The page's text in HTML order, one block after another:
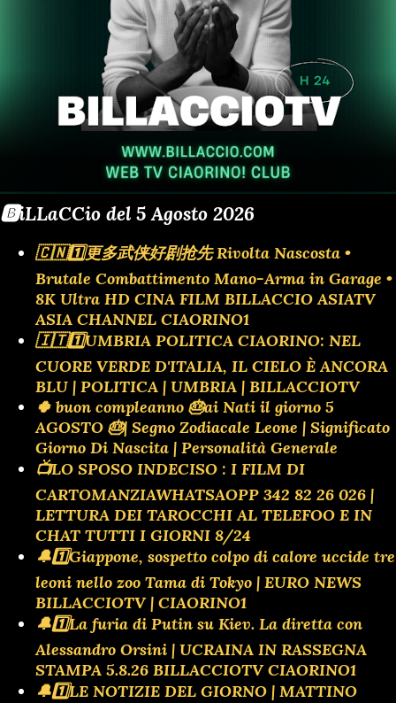
🅱️iLLaCCio del 5 Agosto 2026
🇨🇳1️⃣更多武侠好剧抢先 Rivolta Nascosta •
Brutale Combattimento Mano-Arma in Garage •
8K Ultra HD CINA FILM BILLACCIO ASIATV
ASIA CHANNEL CIAORINO1
🇮🇹1️⃣UMBRIA POLITICA CIAORINO: NEL
CUORE VERDE D'ITALIA, IL CIELO È ANCORA
BLU | POLITICA | UMBRIA | BILLACCIOTV
🍀 buon compleanno 🎂ai Nati il giorno 5
AGOSTO 🎂| Segno Zodiacale Leone | Significato
Giorno Di Nascita | Personalità Generale
📺LO SPOSO INDECISO : I FILM DI
CARTOMANZIAWHATSAOPP 342 82 26 026 |
LETTURA DEI TAROCCHI AL TELEFOO E IN
CHAT TUTTI I GIORNI 8/24
🔔1️⃣Giappone, sospetto colpo di calore uccide tre
leoni nello zoo Tama di Tokyo | EURO NEWS
BILLACCIOTV | CIAORINO1
🔔1️⃣La furia di Putin su Kiev. La diretta con
Alessandro Orsini | UCRAINA IN RASSEGNA
STAMPA 5.8.26 BILLACCIOTV CIAORINO1
🔔1️⃣LE NOTIZIE DEL GIORNO | MATTINO